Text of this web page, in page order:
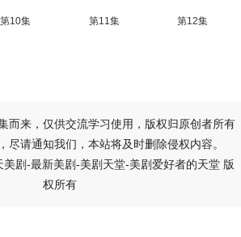
第10集 第11集 第12集
而来，仅供交流学习使用，版权归原创者所有
尽请通知我们，本站将及时删除侵权内容。
剧-最新美剧-美剧天堂-美剧爱好者的天堂 版
权所有